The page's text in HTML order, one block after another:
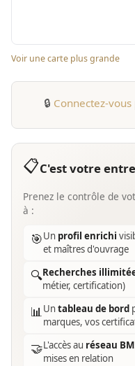
Voir une carte plus grande
🔒 Connectez-vous
📋C'est votre
Prenez le contrôle de
à :
🎯Un profil enrichi
et maîtres d'ouvrage
🔍Recherches
métier, certification)
📊Untableau de bord
marques, vos
🤝L'accès au réseau
mises en relation